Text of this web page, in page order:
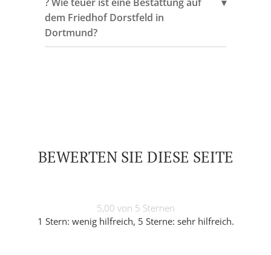
dem Friedhof Dorstfeld in
Dortmund?
BEWERTEN SIE DIESE SEITE
5,00 von 5 Sternen
1 Stern: wenig hilfreich, 5 Sterne: sehr hilfreich.